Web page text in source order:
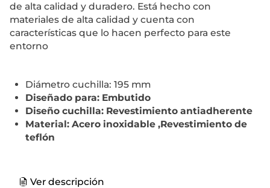
de alta calidad y duradero. Está hecho con
materiales de alta calidad y cuenta con
características que lo hacen perfecto para este
entorno
Diámetro cuchilla: 195 mm
Diseñado para: Embutido
Diseño cuchilla: Revestimiento antiadherente
Material: Acero inoxidable ,Revestimiento de
teflón
Ver descripción